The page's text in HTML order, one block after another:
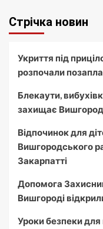
Стрічка новин
Укриття під
розпочали
Блекаути,
захищає
Відпочинок для
Вишгородського
Закарпатті
Допомога
Вишгороді
Уроки безпеки